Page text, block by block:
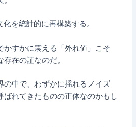
を統計的に再構築する。
かすかに震える「外れ値」こそ
在の証なのだ。
の中で、わずかに揺れるノイズ
れてきたものの正体なのかもし